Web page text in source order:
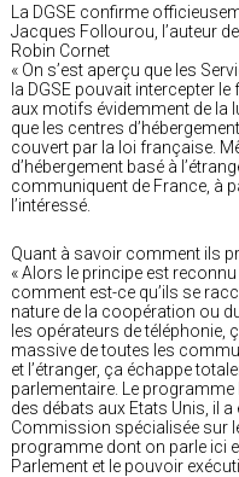
La DGSE confirme
Jacques Follourou, l’auteur
Robin Cornet
« On s’est aperçu que les
la DGSE pouvait intercepter
aux motifs évidemment de la
que les centres
couvert par la loi française.
d’hébergement basé à
communiquent de France, à
l’intéressé.
Quant à savoir comment ils
« Alors le principe est
comment est-ce qu’ils se
nature de la coopération ou
les opérateurs de téléphonie,
massive de toutes les
et l’étranger, ça échappe
parlementaire. Le
des débats aux Etats Unis, il
Commission spécialisée sur
programme dont on parle ici
Parlement et le pouvoir